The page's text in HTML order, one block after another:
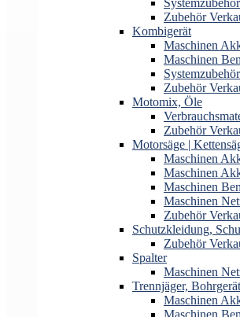
Zubehör
Kombigerät
Maschinen
Maschinen
Zubehör
Motomix, Öle
Zubehör
Motorsäge |
Maschinen
Maschinen
Maschinen
Maschinen
Zubehör
Schutzkleidung,
Zubehör
Spalter
Maschinen
Trennjäger, Bohrgerät
Maschinen
Maschinen